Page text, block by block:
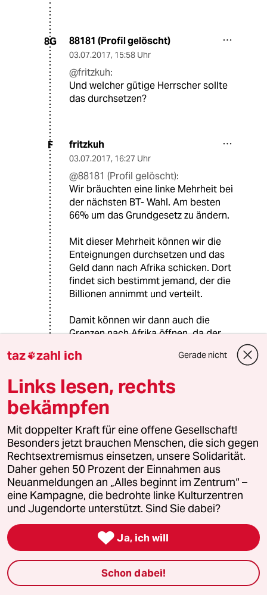
8G 88181 (Profil gelöscht)
03.07.2017, 15:58 Uhr
@fritzkuh:
Und welcher gütige Herrscher sollte
das durchsetzen?
F fritzkuh
03.07.2017, 16:27 Uhr
@88181 (Profil gelöscht):
Wir bräuchten eine linke Mehrheit bei
der nächsten BT- Wahl. Am besten
66% um das Grundgesetz zu ändern.
Mit dieser Mehrheit können wir die
Enteignungen durchsetzen und das
Geld dann nach Afrika schicken. Dort
findet sich bestimmt jemand, der die
Billionen annimmt und verteilt.
Damit können wir dann auch die
Grenzen nach Afrika öffnen, da der
verteilt ist. Ist doch nicht schwierig zu
meistkommentiert
1 Krise der Demokratie
AfD-Wählen als Triebabfuhr
2 Nein zum Zivildienst
Hinterlistiger Schritt der
Bundesregierung
Bundeszentrale für politische Bildung
taz zahl ich Gerade nicht
Links lesen, rechts
bekämpfen
Mit doppelter Kraft für eine offene Gesellschaft!
Besonders jetzt brauchen Menschen, die sich gegen
Rechtsextremismus einsetzen, unsere Solidarität.
Daher gehen 50 Prozent der Einnahmen aus
Neuanmeldungen an „Alles beginnt im Zentrum“ –
eine Kampagne, die bedrohte linke Kulturzentren
und Jugendorte unterstützt. Sind Sie dabei?
 Ja, ich will
Schon dabei!